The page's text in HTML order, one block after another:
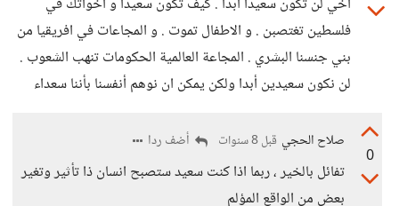
فلسطين تغتصبن . و الاطفال تموت . و المجاعات في افريقيا من
بني جنسنا البشري . المجاعة العالمية الحكومات تنهب الشعوب .
لن نكون سعيدين أبدا ولكن يمكن ان نوهم أنفسنا بأننا سعداء
0
صلاح الحجي قبل 8 سنوات أضف ردا
تفائل بالخير ، ربما اذا كنت سعيد ستصبح انسان ذا تأثير وتغير
بعض من الواقع المؤلم